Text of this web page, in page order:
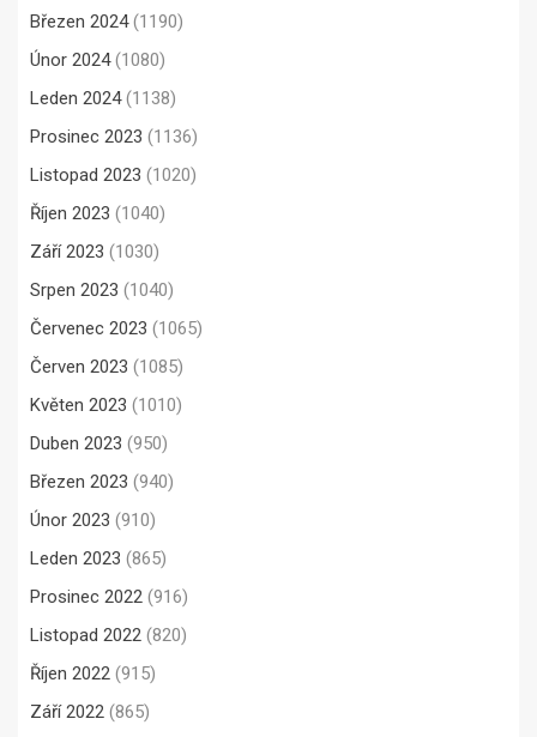
Březen 2024(1190)
Únor 2024(1080)
Leden 2024(1138)
Prosinec 2023 (1136)
Listopad 2023 (1020)
Říjen 2023 (1040)
Září 2023 (1030)
Srpen 2023 (1040)
Červenec 2023 (1065)
Červen 2023 (1085)
Květen 2023 (1010)
Duben 2023 (950)
Březen 2023 (940)
Únor 2023 (910)
Leden 2023 (865)
Prosinec 2022 (916)
Listopad 2022 (820)
Říjen 2022 (915)
Září 2022 (865)